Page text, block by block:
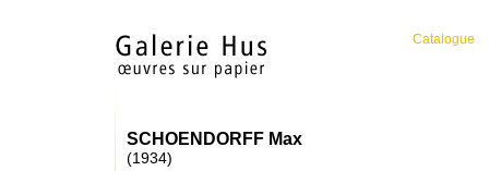
Catalogue
SCHOENDORFF Max
(1934)